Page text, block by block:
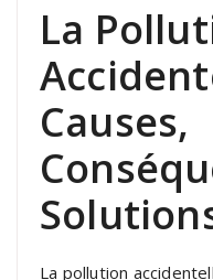
La
Causes,
La pollution